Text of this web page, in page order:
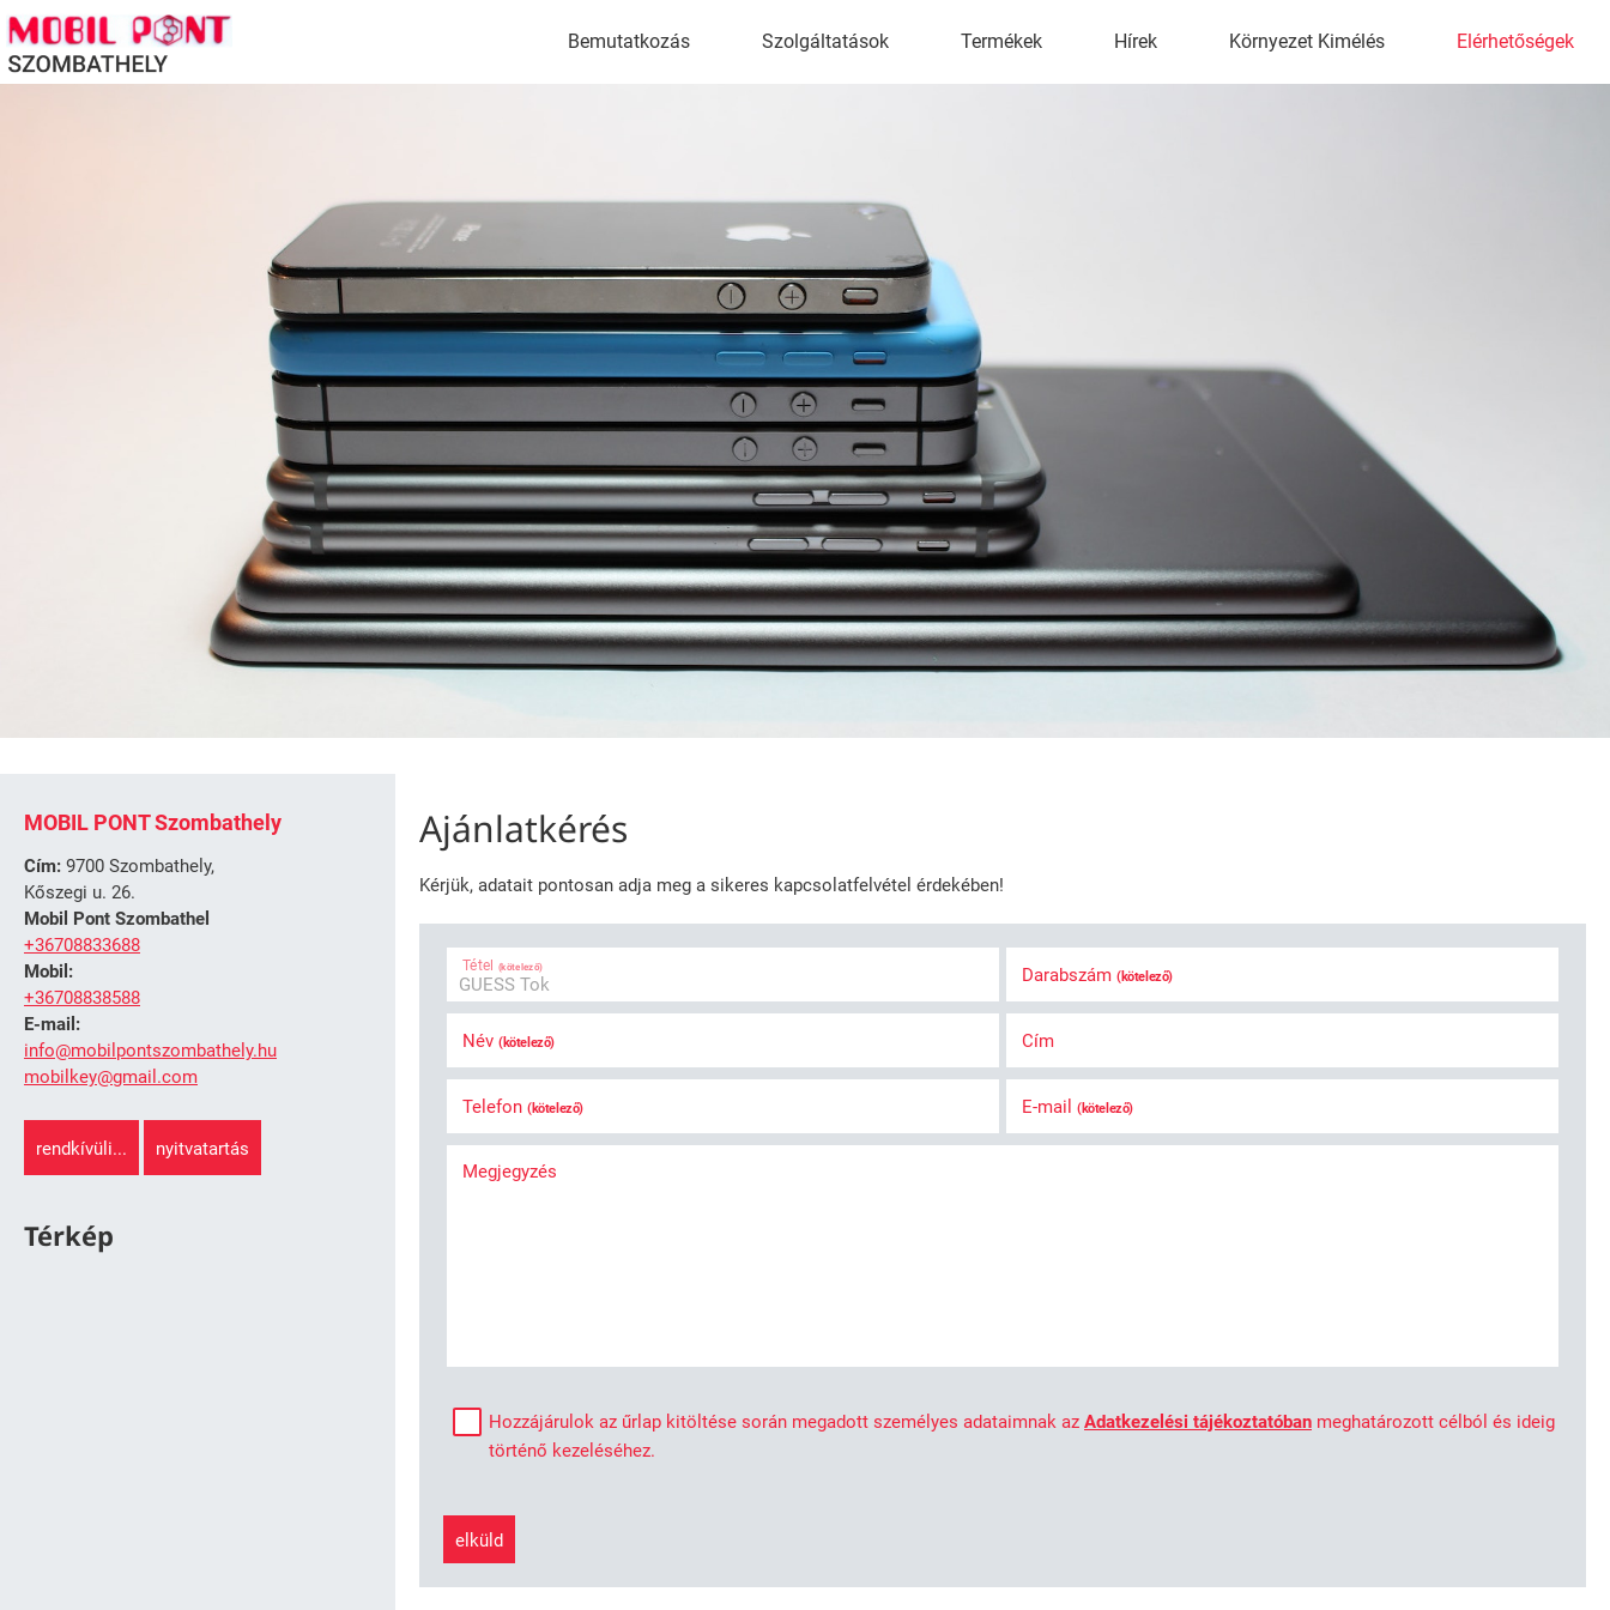
Bemutatkozás Szolgáltatások Termékek Hírek Környezet Kimélés Elérhetőségek
MOBIL PONT Szombathely
Cím: 9700 Szombathely,
Kőszegi u. 26.
Mobil Pont Szombathel
+36708833688
Mobil:
+36708838588
E-mail:
info@mobilpontszombathely.hu
mobilkey@gmail.com
rendkívüli... nyitvatartás
Térkép
Ajánlatkérés
Kérjük, adatait pontosan adja meg a sikeres kapcsolatfelvétel érdekében!
Tétel (kötelező) Darabszám (kötelező)
Név (kötelező) Cím
Telefon (kötelező) E-mail (kötelező)
Megjegyzés
Hozzájárulok az űrlap kitöltése során megadott személyes adataimnak az Adatkezelési tájékoztatóban meghatározott célból és ideig
történő kezeléséhez.
elküld